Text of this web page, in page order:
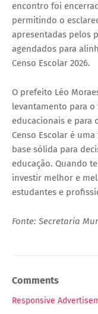
encontro foi
permitindo o
apresentadas pelos
agendados para
Censo Escolar 2026.
O prefeito Léo
levantamento para
educacionais e para
Censo Escolar é
base sólida para
educação. Quando
investir melhor e
estudantes e
Fonte: Secretaria
Comments
Responsive